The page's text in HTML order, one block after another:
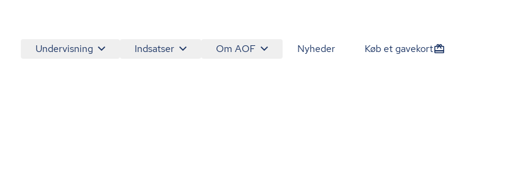
Undervisning Indsatser Om AOF Nyheder Køb et gavekort